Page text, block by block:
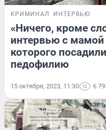
КРИМИНАЛ ИНТЕРВЬЮ
«Ничего, кроме
интервью с мамой
которого
педофилию
15 октября, 2023, 11:30 6